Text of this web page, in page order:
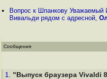
Вопрос к Шпанкову
Вивальди рядом с адресной,
Сообщения
1. "Выпуск браузера Vivaldi